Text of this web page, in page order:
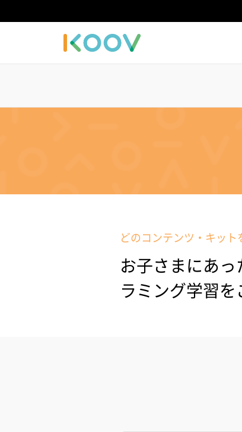
どのコンテンツ・キッ
お子さまにあ
ラミング学習を